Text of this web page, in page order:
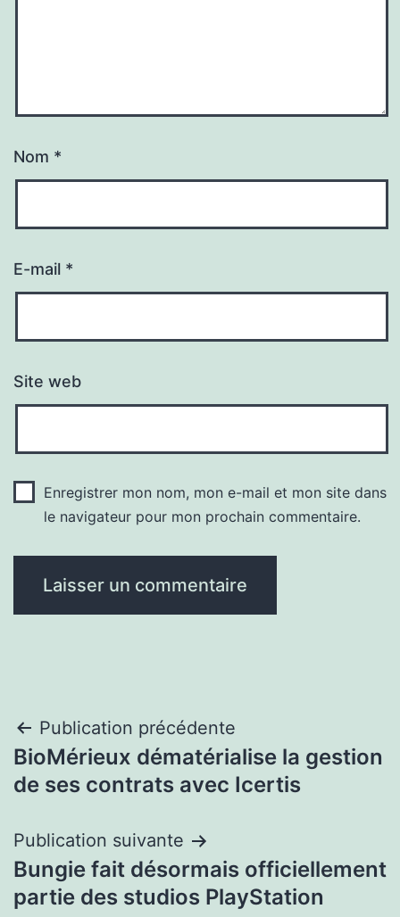
Nom *
E-mail *
Site web
Enregistrer mon nom, mon e-mail et mon site dans
le navigateur pour mon prochain commentaire.
Navigation
de
Publication précédente
BioMérieux dématérialise la gestion
de ses contrats avec Icertis
Publication suivante
Bungie fait désormais officiellement
partie des studios PlayStation